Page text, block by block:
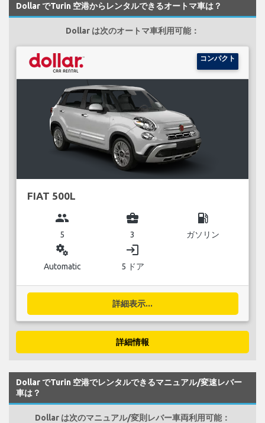
Dollar でTurin 空港からレンタルできるオートマ車は？
Dollar は次のオートマ車利用可能：
コンパクト
FIAT 500L
group
5
business_center
3
local_gas_station
ガソリン
miscellaneous_services
Automatic
login
5 ドア
詳細表示...
詳細情報
Dollar でTurin 空港でレンタルできるマニュアル/変速レバー
車は？
Dollar は次のマニュアル/変則レバー車両利用可能：